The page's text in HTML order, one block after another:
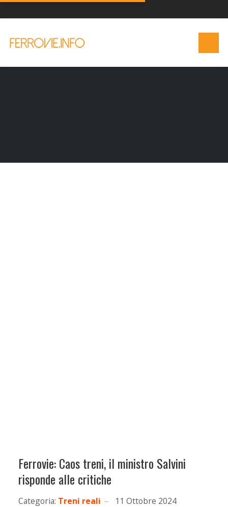
Ferrovie: Caos treni, il ministro Salvini
risponde alle critiche
Categoria: Treni reali 11 Ottobre 2024